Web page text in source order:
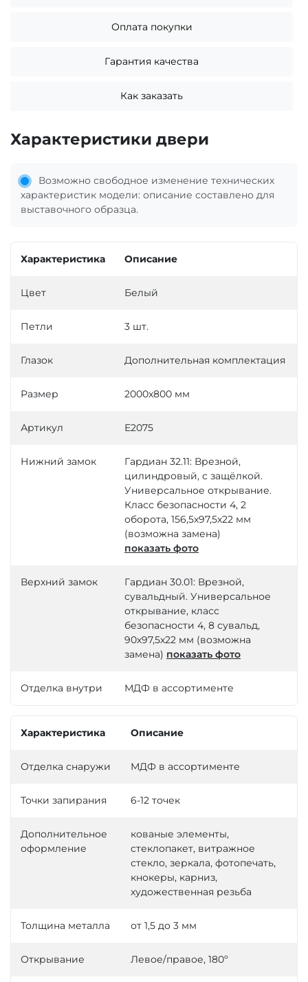
Оплата покупки
Гарантия качества
Как заказать
Характеристики двери
Возможно свободное изменение технических
характеристик модели: описание составлено для
выставочного образца.
Характеристика Описание
Цвет Белый
Петли 3 шт.
Глазок Дополнительная комплектация
Размер 2000х800 мм
Артикул Е2075
Нижний замок
Гардиан 32.11: Врезной,
цилиндровый, с защёлкой.
Универсальное открывание.
Класс безопасности 4, 2
оборота, 156,5х97,5х22 мм
(возможна замена)
показать фото
Верхний замок
Гардиан 30.01: Врезной,
сувальдный. Универсальное
открывание, класс
безопасности 4, 8 сувальд,
90х97,5х22 мм (возможна
замена) показать фото
Отделка внутри МДФ в ассортименте
Характеристика Описание
Отделка снаружи МДФ в ассортименте
Точки запирания 6-12 точек
Дополнительное
оформление
кованые элементы,
стеклопакет, витражное
стекло, зеркала, фотопечать,
кнокеры, карниз,
художественная резьба
Толщина металла от 1,5 до 3 мм
Открывание Левое/правое, 180º